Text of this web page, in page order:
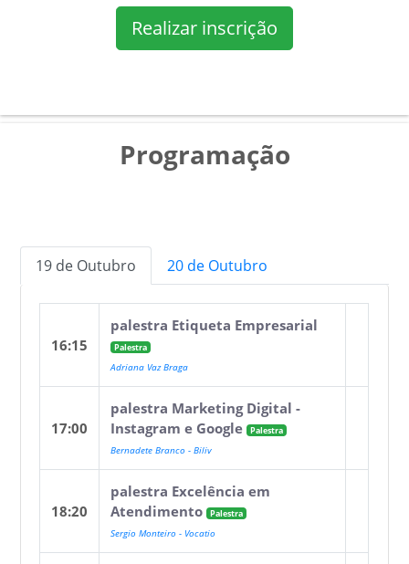
Realizar inscrição
Programação
19 de Outubro 20 de Outubro
16:15
palestra Etiqueta Empresarial
Palestra
Adriana Vaz Braga
17:00
palestra Marketing Digital -
Instagram e Google Palestra
Bernadete Branco - Biliv
18:20
palestra Excelência em
Atendimento Palestra
Sergio Monteiro - Vocatio